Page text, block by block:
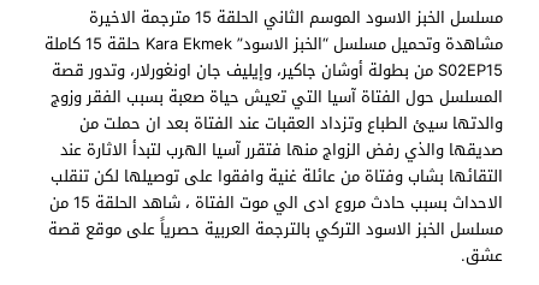
مسلسل الخبز الاسود الموسم الثاني الحلقة 15 مترجمة الاخيرة
مشاهدة وتحميل مسلسل “الخبز الاسود” Kara Ekmek حلقة 15 كاملة
S02EP15 من بطولة أوشان جاكير، وإيليف جان اونغورلار، وتدور قصة
المسلسل حول الفتاة آسيا التي تعيش حياة صعبة بسبب الفقر وزوج
والدتها سيئ الطباع وتزداد العقبات عند الفتاة بعد ان حملت من
صديقها والذي رفض الزواج منها فتقرر آسيا الهرب لتبدأ الاثارة عند
التقائها بشاب وفتاة من عائلة غنية وافقوا على توصيلها لكن تنقلب
الاحداث بسبب حادث مروع ادى الي موت الفتاة ، شاهد الحلقة 15 من
مسلسل الخبز الاسود التركي بالترجمة العربية حصرياً على موقع قصة
عشق.